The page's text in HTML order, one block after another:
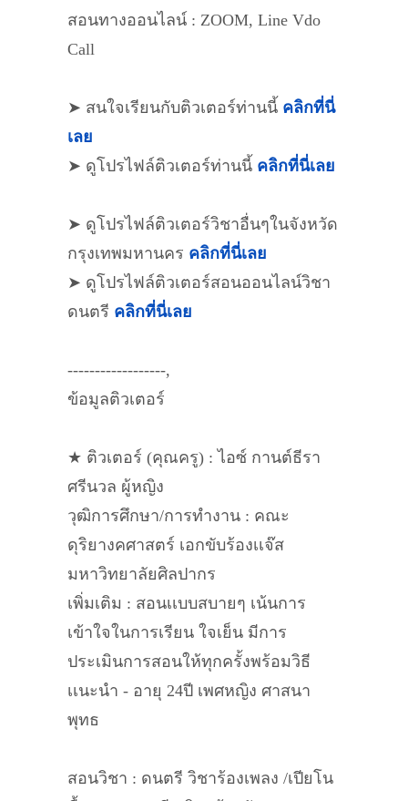
สอนทางออนไลน์ : ZOOM, Line Vdo
Call
➤ สนใจเรียนกับติวเตอร์ท่านนี้ คลิกที่นี่
เลย
➤ ดูโปรไฟล์ติวเตอร์ท่านนี้ คลิกที่นี่เลย
➤ ดูโปรไฟล์ติวเตอร์วิชาอื่นๆในจังหวัด
กรุงเทพมหานคร คลิกที่นี่เลย
➤ ดูโปรไฟล์ติวเตอร์สอนออนไลน์วิชา
ดนตรี คลิกที่นี่เลย
------------------,
ข้อมูลติวเตอร์
★ ติวเตอร์ (คุณครู) : ไอซ์ กานต์ธีรา
ศรีนวล ผู้หญิง
วุฒิการศึกษา/การทำงาน : คณะ
ดุริยางคศาสตร์ เอกขับร้องเเจ๊ส
มหาวิทยาลัยศิลปากร
เพิ่มเติม : สอนเเบบสบายๆ เน้นการ
เข้าใจในการเรียน ใจเย็น มีการ
ประเมินการสอนให้ทุกครั้งพร้อมวิธี
เเนะนำ - อายุ 24ปี เพศหญิง ศาสนา
พุทธ
สอนวิชา : ดนตรี วิชาร้องเพลง /เปียโน